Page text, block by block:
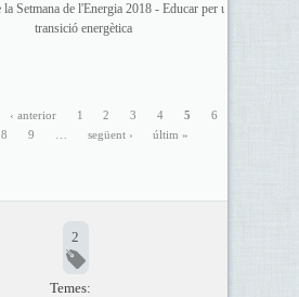
la Setmana de l'Energia 2018 - Educar per una
transició energètica
‹ anterior 1 2 3 4 5
6
8 9 següent › últim »
2
Temes: